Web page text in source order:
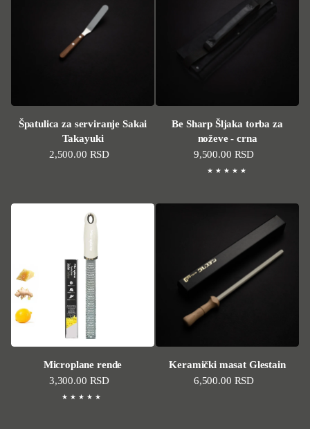
Špatulica za serviranje Sakai
Takayuki
Standardna cena
2,500.00 RSD
Be Sharp Šljaka torba za
noževe - crna
Standardna cena
9,500.00 RSD
Microplane rende
Standardna cena
3,300.00 RSD
Keramički masat Glestain
Standardna cena
6,500.00 RSD